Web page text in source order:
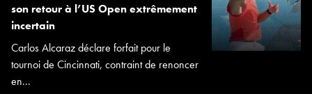
son retour à l’US Open extrêmement
incertain
Carlos Alcaraz déclare forfait pour le
tournoi de Cincinnati, contraint de renoncer
en...